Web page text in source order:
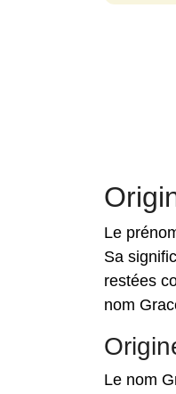
Le
Sa
restées
nom
Le nom